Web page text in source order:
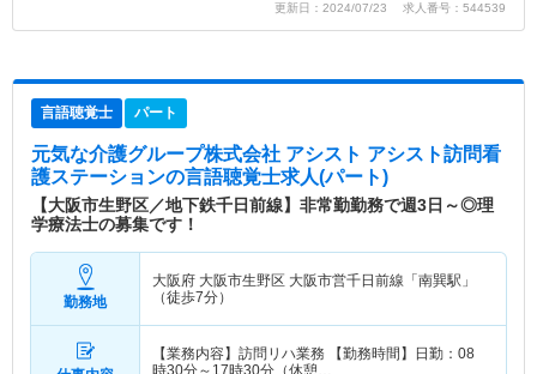
更新日：2024/07/23 求人番号：544539
言語聴覚士 パート
元気な介護グループ株式会社 アシスト アシスト訪問看
護ステーションの言語聴覚士求人(パート)
【大阪市生野区／地下鉄千日前線】非常勤勤務で週3日～◎理
学療法士の募集です！
勤務地
大阪府 大阪市生野区 大阪市営千日前線「南巽駅」
（徒歩7分）
【業務内容】訪問リハ業務 【勤務時間】日勤：08